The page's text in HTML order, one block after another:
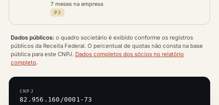
7 meses na empresa
PJ
Dados públicos: o quadro societário é exibido conforme os registros
públicos da Receita Federal. O percentual de quotas não consta na base
pública para este CNPJ. Dados completos dos sócios no relatório
completo.
CNPJ
82.956.160/0001-73